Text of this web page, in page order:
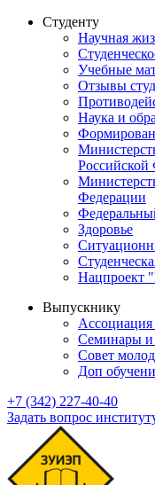
Студенту
Научная
Учебные
Отзывы
Наука и
Российской
Федерации
Здоровье
Нацпроект
Выпускнику
Семинары и
Совет
Доп
+7 (342) 227-40-40
Задать вопрос